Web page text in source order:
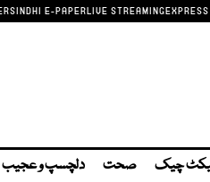
SINDHI E-PAPERLIVE STREAMING
چیک صحت دلچسپ و عجیب